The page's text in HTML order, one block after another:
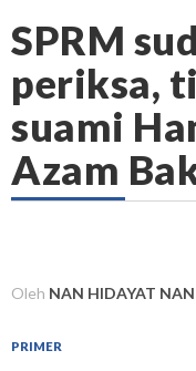
SPRM
periksa,
suami
Azam
Oleh NAN HIDAYAT
PRIMER